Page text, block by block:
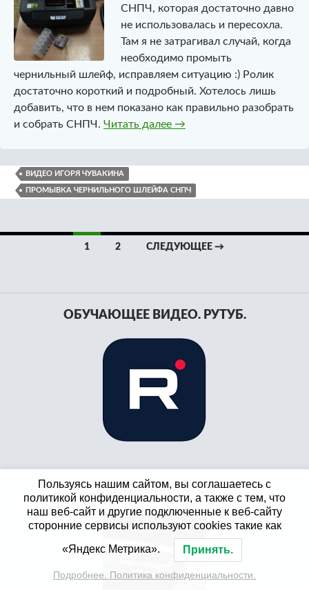
СНПЧ, которая достаточно давно
не использовалась и пересохла.
Там я не затрагивал случай, когда
необходимо промыть
чернильный шлейф, исправляем ситуацию :) Ролик
достаточно короткий и подробный. Хотелось лишь
добавить, что в нем показано как правильно разобрать
и собрать СНПЧ. Читать далее Промывка чернильного
→
ВИДЕО ИГОРЯ ЧУВАКИНА
ПРОМЫВКА ЧЕРНИЛЬНОГО ШЛЕЙФА СНПЧ
Навигация
записям
1 2 СЛЕДУЮЩЕЕ →
ОБУЧАЮЩЕЕ ВИДЕО. РУТУБ.
ВСЕ ОБ OMODA C5
Пользуясь нашим сайтом, вы соглашаетесь с
политикой конфиденциальности, а также с тем, что
наш веб-сайт и другие подключенные к веб-сайту
сторонние сервисы используют cookies такие как
«Яндекс Метрика». Принять.
Подробнее. Политика конфиденциальности.